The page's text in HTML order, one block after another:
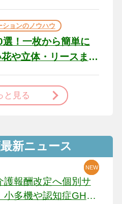
ョンのノウハウ
！一枚から簡単に
や立体・リースま
と見る
新ニュース
護報酬改定へ個別サ
多機や認知症GH、
NEW
NEW
NEW